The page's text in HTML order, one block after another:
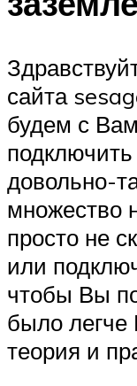
сайта
будем с
довольно-
множество
просто не
или
чтобы Вы
было легче
теория и